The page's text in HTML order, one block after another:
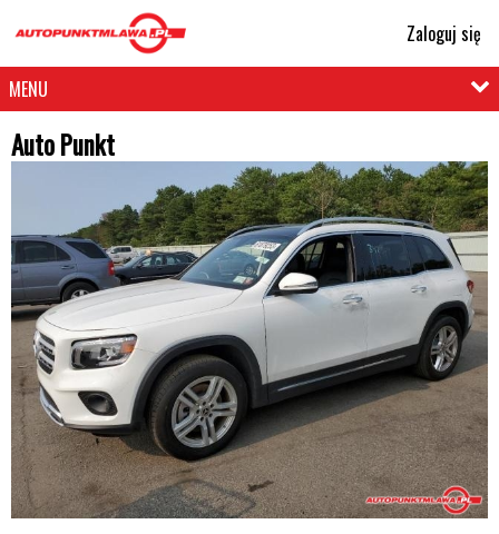
Zaloguj się
MENU
Auto Punkt